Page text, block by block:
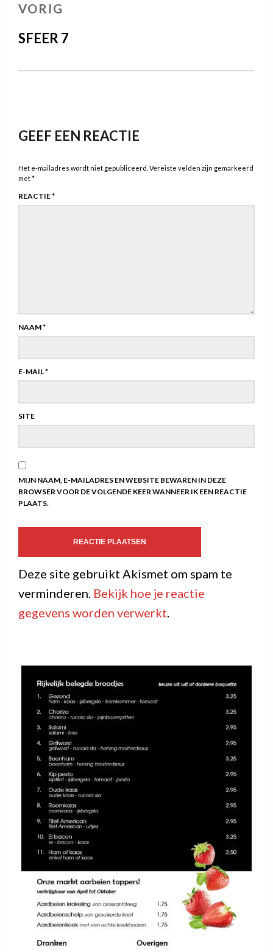
VORIG
VORIG
SFEER 7
GEEF EEN REACTIE
Het e-mailadres wordt niet gepubliceerd. Vereiste velden zijn gemarkeerd
met*
REACTIE*
NAAM*
E-MAIL*
SITE
MIJN NAAM, E-MAILADRES EN WEBSITE BEWAREN IN DEZE
BROWSER VOOR DE VOLGENDE KEER WANNEER IK EEN REACTIE
PLAATS.
Deze site gebruikt Akismet om spam te
verminderen. Bekijk hoe je reactie
gegevens worden verwerkt.